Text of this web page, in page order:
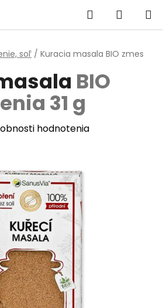
Hľadať
KOŠÍK
soľ / Kuracia masala BIO zmes
BIO
31 g
hodnotenia